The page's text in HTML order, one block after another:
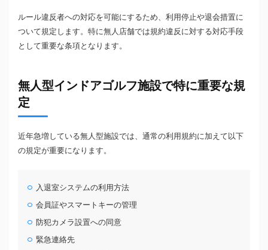
ルール違反者への対応を可能にするため、利用停止や退会措置に
ついて規定します。特に無人店舗では規約違反に対する対応手段
として重要な条項となります。
無人型インドアゴルフ施設で特に重要な規
定
近年急増している無人型施設では、通常の利用規約に加えて以下
の規定が重要になります。
入退室システムの利用方法
会員証やスマートキーの管理
防犯カメラ設置への同意
緊急連絡先